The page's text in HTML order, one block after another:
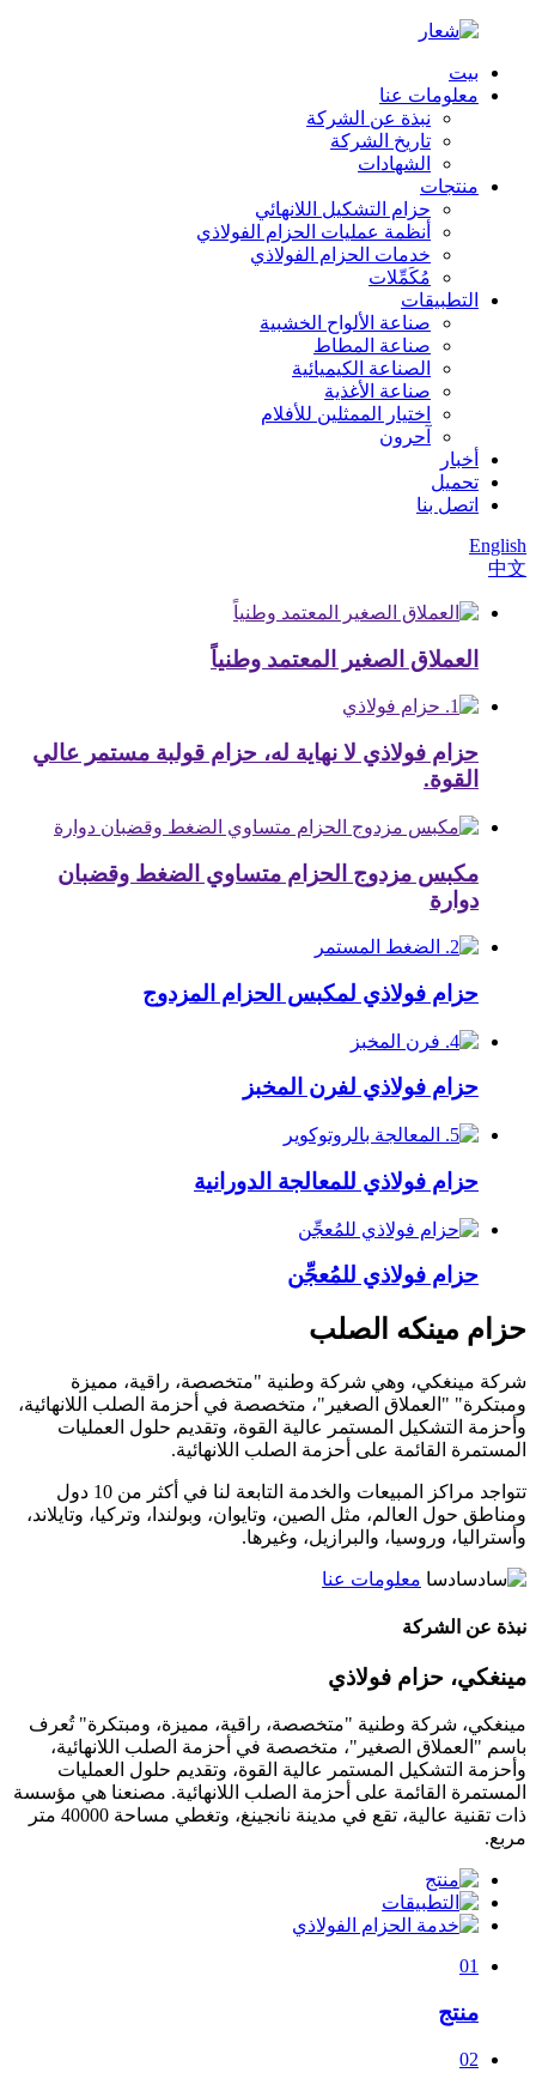
بيت
معلومات عنا
نبذة عن الشركة
تاريخ الشركة
الشهادات
منتجات
حزام التشكيل اللانهائي
أنظمة عمليات الحزام الفولاذي
خدمات الحزام الفولاذي
مُكَمِّلات
التطبيقات
صناعة الألواح الخشبية
صناعة المطاط
الصناعة الكيميائية
صناعة الأغذية
اختيار الممثلين للأفلام
آحرون
أخبار
تحميل
اتصل بنا
English
中文
العملاق الصغير المعتمد وطنياً
حزام فولاذي لا نهاية له، حزام قولبة مستمر عالي
القوة.
مكبس مزدوج الحزام متساوي الضغط وقضبان
دوارة
حزام فولاذي لمكبس الحزام المزدوج
حزام فولاذي لفرن المخبز
حزام فولاذي للمعالجة الدورانية
حزام فولاذي للمُعجِّن
حزام مينكه الصلب
شركة مينغكي، وهي شركة وطنية "متخصصة، راقية، مميزة
ومبتكرة" "العملاق الصغير"، متخصصة في أحزمة الصلب اللانهائية،
وأحزمة التشكيل المستمر عالية القوة، وتقديم حلول العمليات
المستمرة القائمة على أحزمة الصلب اللانهائية.
تتواجد مراكز المبيعات والخدمة التابعة لنا في أكثر من 10 دول
ومناطق حول العالم، مثل الصين، وتايوان، وبولندا، وتركيا، وتايلاند،
وأستراليا، وروسيا، والبرازيل، وغيرها.
معلومات عنا
نبذة عن الشركة
مينغكي، حزام فولاذي
مينغكي، شركة وطنية "متخصصة، راقية، مميزة، ومبتكرة" تُعرف
باسم "العملاق الصغير"، متخصصة في أحزمة الصلب اللانهائية،
وأحزمة التشكيل المستمر عالية القوة، وتقديم حلول العمليات
المستمرة القائمة على أحزمة الصلب اللانهائية. مصنعنا هي مؤسسة
ذات تقنية عالية، تقع في مدينة نانجينغ، وتغطي مساحة 40000 متر
مربع.
01
منتج
02